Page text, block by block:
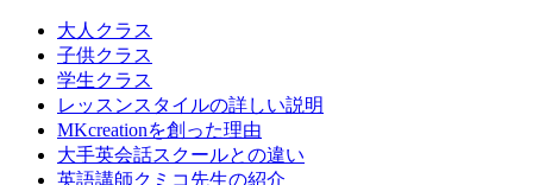
大人クラス
子供クラス
学生クラス
レッスンスタイルの詳しい説明
MKcreationを創った理由
大手英会話スクールとの違い
英語講師クミコ先生の紹介